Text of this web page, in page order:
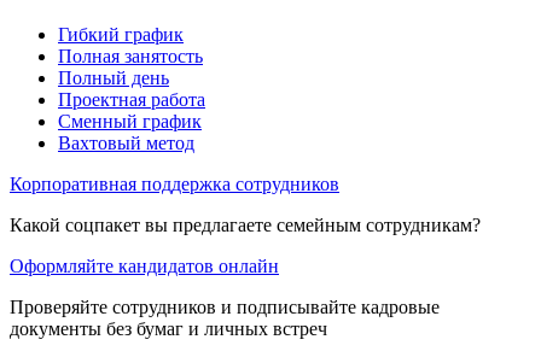
Гибкий график
Полная занятость
Полный день
Проектная работа
Сменный график
Вахтовый метод
Корпоративная поддержка сотрудников
Какой соцпакет вы предлагаете семейным сотрудникам?
Оформляйте кандидатов онлайн
Проверяйте сотрудников и подписывайте кадровые
документы без бумаг и личных встреч